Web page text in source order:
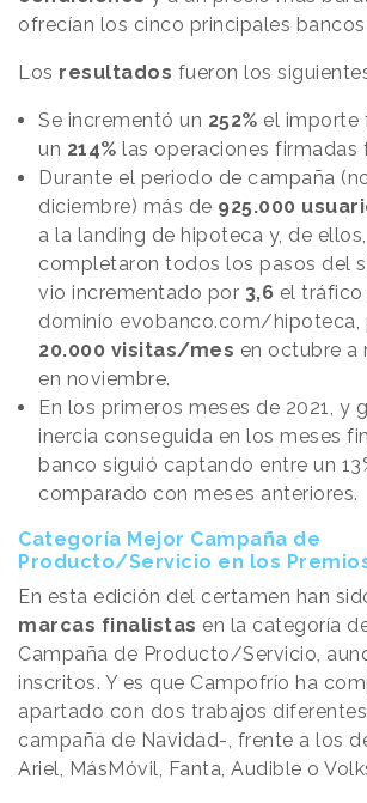
ofrecían los cinco principales
Los resultados fueron los
Se incrementó un 252% el importe
un 214% las operaciones firmadas
Durante el periodo de campaña
diciembre) más de 925.000
a la landing de hipoteca y, de
completaron todos los pasos del
vio incrementado por 3,6 el
dominio evobanco.com/hipoteca,
20.000 visitas/mes en octubre a
en noviembre.
En los primeros meses de 2021, y
inercia conseguida en los meses
banco siguió captando entre un
comparado con meses anteriores.
Categoría Mejor Campaña de
Producto/Servicio en los
En esta edición del certamen han
marcas finalistas en la categoría
Campaña de Producto/Servicio,
inscritos. Y es que Campofrío ha
apartado con dos trabajos
campaña de Navidad-, frente a los
Ariel, MásMóvil, Fanta, Audible o